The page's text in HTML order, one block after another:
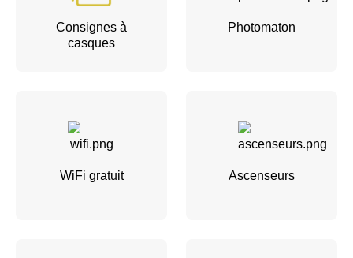
Consignes à
casques
Photomaton
WiFi gratuit Ascenseurs